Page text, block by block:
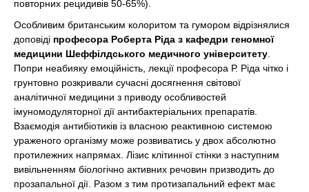
повторних рецидивів 50-65%).
Особливим британським колоритом та гумором відрізнялися
доповіді професора Роберта Ріда з кафедри геномної
медицини Шеффілдського медичного університету
Попри неабияку емоційність, лекції професора Р. Ріда чітко і
грунтовно розкривали сучасні досягнення світової
аналітичної медицини з приводу особливостей
імуномодуляторної дії антибактеріальних препаратів.
Взаємодія антибіотиків із власною реактивною системою
ураженого організму може розвиватись у двох абсолютно
протилежних напрямах. Лізис клітинної стінки з наступним
вивільненням біологічно активних речовин призводить до
прозапальної дії. Разом з тим протизапальний ефект має